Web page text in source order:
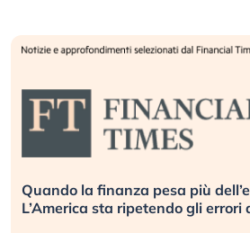
Quando la finanza pesa più
L’America sta ripetendo gli errori